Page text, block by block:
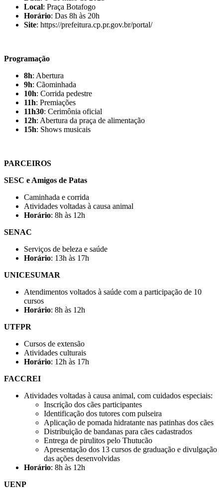
Local: Praça Botafogo
Horário: Das 8h às 20h
Site: https://prefeitura.cp.pr.gov.br/portal/
Programação
8h: Abertura
9h: Cãominhada
10h: Corrida pedestre
11h: Premiações
11h30: Cerimônia oficial
12h: Abertura da praça de alimentação
15h: Shows musicais
PARCEIROS
SESC e Amigos de Patas
Caminhada e corrida
Atividades voltadas à causa animal
Horário: 8h às 12h
SENAC
Serviços de beleza e saúde
Horário: 13h às 17h
UNICESUMAR
Atendimentos voltados à saúde com a participação de 10
cursos
Horário: 8h às 12h
UTFPR
Cursos de extensão
Atividades culturais
Horário: 12h às 17h
FACCREI
Atividades voltadas à causa animal, com cuidados especiais:
Inscrição dos cães participantes
Identificação dos tutores com pulseira
Aplicação de pomada hidratante nas patinhas dos cães
Distribuição de bandanas para cães cadastrados
Entrega de pirulitos pelo Thutucão
Apresentação dos 13 cursos de graduação e divulgação
das ações desenvolvidas
Horário: 8h às 12h
UENP